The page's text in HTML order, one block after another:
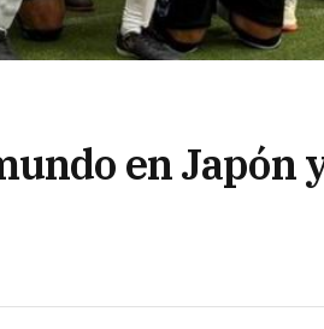
en Japón